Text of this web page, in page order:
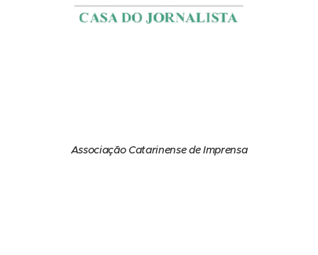
Associação Catarinense de Imprensa